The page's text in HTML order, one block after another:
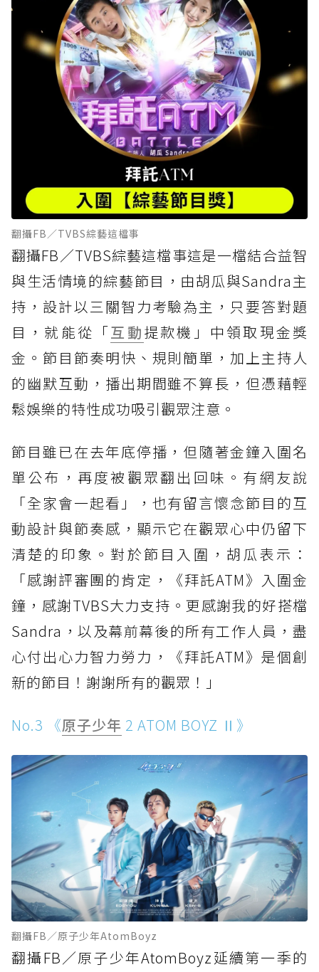
翻攝FB／TVBS綜藝這檔事
翻攝FB／TVBS綜藝這檔事這是一檔結合益智
與生活情境的綜藝節目，由胡瓜與Sandra主
持，設計以三關智力考驗為主，只要答對題
目，就能從「互動提款機」中領取現金獎
金。節目節奏明快、規則簡單，加上主持人
的幽默互動，播出期間雖不算長，但憑藉輕
鬆娛樂的特性成功吸引觀眾注意。
節目雖已在去年底停播，但隨著金鐘入圍名
單公布，再度被觀眾翻出回味。有網友說
「全家會一起看」，也有留言懷念節目的互
動設計與節奏感，顯示它在觀眾心中仍留下
清楚的印象。對於節目入圍，胡瓜表示：
「感謝評審團的肯定，《拜託ATM》入圍金
鐘，感謝TVBS大力支持。更感謝我的好搭檔
Sandra，以及幕前幕後的所有工作人員，盡
心付出心力智力勞力，《拜託ATM》是個創
新的節目！謝謝所有的觀眾！」
No.3 《原子少年 2 ATOM BOYZ Ⅱ》
翻攝FB／原子少年AtomBoyz
翻攝FB／原子少年AtomBoyz延續第一季的